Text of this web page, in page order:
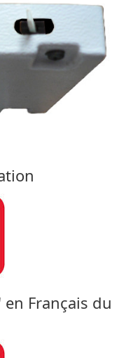
Français du